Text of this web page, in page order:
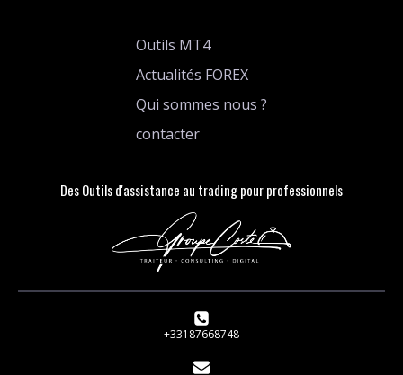
Outils MT4
Actualités FOREX
Qui sommes nous ?
contacter
Des Outils d'assistance au trading pour professionnels
+33187668748